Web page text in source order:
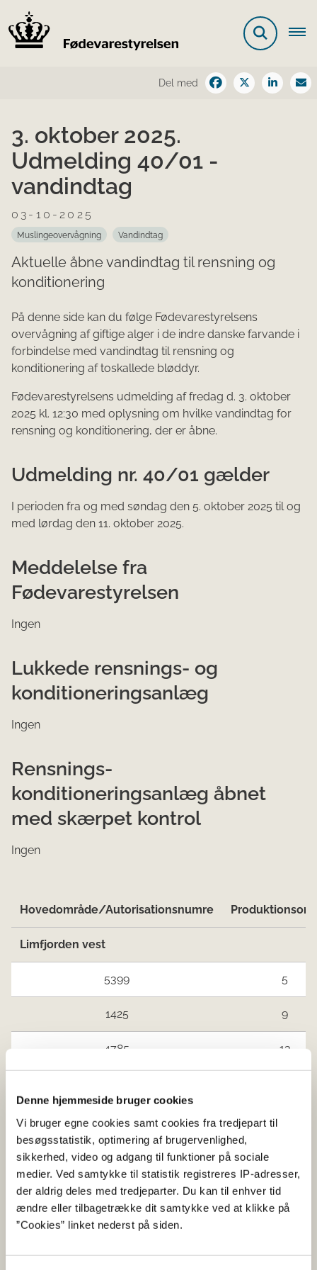
Denne hjemmeside bruger cookies
Vi bruger egne cookies samt cookies fra tredjepart til
besøgsstatistik, optimering af brugervenlighed,
sikkerhed, video og adgang til funktioner på sociale
medier. Ved samtykke til statistik registreres IP-adresser,
der aldrig deles med tredjeparter. Du kan til enhver tid
ændre eller tilbagetrække dit samtykke ved at klikke på
”Cookies” linket nederst på siden.
Del med
3. oktober 2025.
Udmelding 40/01 -
vandindtag
03-10-2025
Muslingeovervågning Vandindtag
Aktuelle åbne vandindtag til rensning og
konditionering
På denne side kan du følge Fødevarestyrelsens
overvågning af giftige alger i de indre danske farvande i
forbindelse med vandindtag til rensning og
konditionering af toskallede bløddyr.
Fødevarestyrelsens ud​melding af fredag d. 3. oktober
2025 kl. 12:30 med oplysning om hvilke vandindtag for
rensning og konditionering, der er åbne.
Udmelding nr. 40/01 gælder
I perioden fra og med søndag den 5. oktober 2025 til og
med lørdag den 11. oktober 2025.​
Meddelelse fra
Fødevarestyrelsen
Ingen
Lukkede rensnings- og
konditioneringsanlæg
Ingen
Rensnings-
konditioneringsanlæg åbnet
med skærpet kontrol
Ingen
Hovedområde/Autorisationsnumre
Limfjorden vest
5399 5
1425 9
4785 13
4568
Limfjorden øst og Mariager Fjord Ingen
Kattegat nord Ingen
Jyllands østkyst syd for Djursland